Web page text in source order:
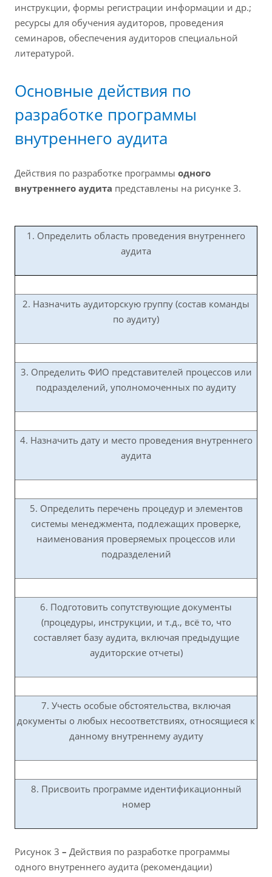
инструкции, формы регистрации информации и др.;
ресурсы для обучения аудиторов, проведения
семинаров, обеспечения аудиторов специальной
литературой.
Основные действия по
разработке программы
внутреннего аудита
Действия по разработке программы одного
внутреннего аудита представлены на рисунке 3.
1. Определить область проведения внутреннего
аудита
2. Назначить аудиторскую группу (состав команды
по аудиту)
3. Определить ФИО представителей процессов или
подразделений, уполномоченных по аудиту
4. Назначить дату и место проведения внутреннего
аудита
5. Определить перечень процедур и элементов
системы менеджмента, подлежащих проверке,
наименования проверяемых процессов или
подразделений
6. Подготовить сопутствующие документы
(процедуры, инструкции, и т.д., всё то, что
составляет базу аудита, включая предыдущие
аудиторские отчеты)
7. Учесть особые обстоятельства, включая
документы о любых несоответствиях, относящиеся к
данному внутреннему аудиту
8. Присвоить программе идентификационный
номер
Рисунок 3 – Действия по разработке программы
одного внутреннего аудита (рекомендации)